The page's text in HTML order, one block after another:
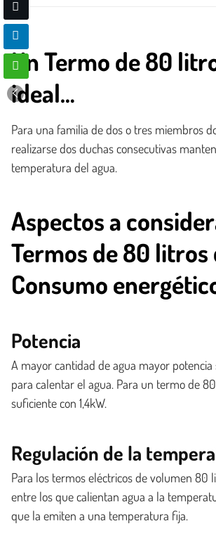
Un Termo de 80
ideal…
Para una familia de dos o tres miembros
realizarse dos duchas consecutivas
temperatura del agua.
Aspectos a
Termos de 80 litros
Consumo
Potencia
A mayor cantidad de agua mayor potencia
para calentar el agua. Para un termo de
suficiente con 1,4kW.
Regulación de la
Para los termos eléctricos de volumen 80
entre los que calientan agua a la
que la emiten a una temperatura fija.